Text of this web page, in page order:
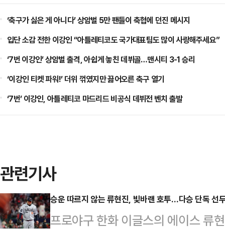
‘축구가 싫은 게 아니다’ 상암벌 5만 팬들이 축협에 던진 메시지
입단 소감 전한 이강인 “아틀레티코도 국가대표팀도 많이 사랑해주세요”
‘7번 이강인’ 상암벌 출격, 아쉽게 놓친 데뷔골…맨시티 3-1 승리
‘이강인 티켓 파워!’ 더위 꺾였지만 끓어오른 축구 열기
‘7번’ 이강인, 아틀레티코 마드리드 비공식 데뷔전 벤치 출발
관련기사
승운 따르지 않는 류현진, 빛바랜 호투…다승 단독 선
프로야구 한화 이글스의 에이스 류